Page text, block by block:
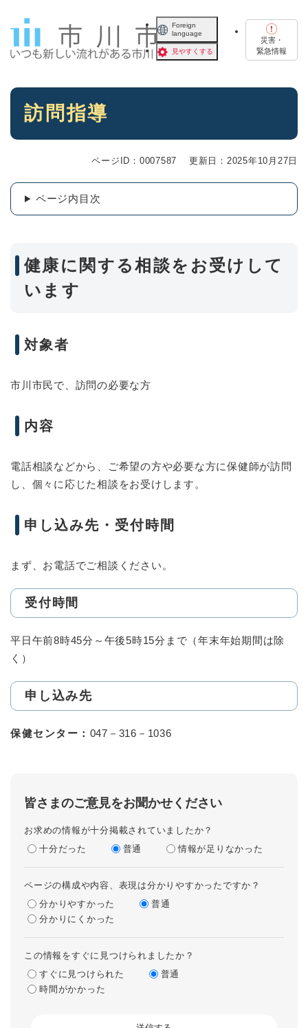
Foreign
language
見やすくする
災害・
緊急情報
本
訪問指導
ページID：0007587 更新日：2025年10月27日
ページ内目次
健康に関する相談をお受けして
います
対象者
市川市民で、訪問の必要な方
内容
電話相談などから、ご希望の方や必要な方に保健師が訪問
し、個々に応じた相談をお受けします。
申し込み先・受付時間
まず、お電話でご相談ください。
受付時間
平日午前8時45分～午後5時15分まで（年末年始期間は除
く）
申し込み先
保健センター： 047－316－1036
皆さまのご意見をお聞かせください
お求めの情報が十分掲載されていましたか？
十分だった
普通 情報が足りなかった
ページの構成や内容、表現は分かりやすかったですか？
分かりやすかった
普通
分かりにくかった
この情報をすぐに見つけられましたか？
すぐに見つけられた
普通
時間がかかった